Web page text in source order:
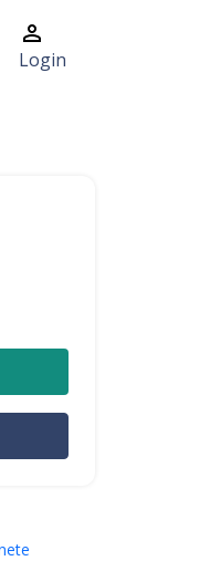
Login